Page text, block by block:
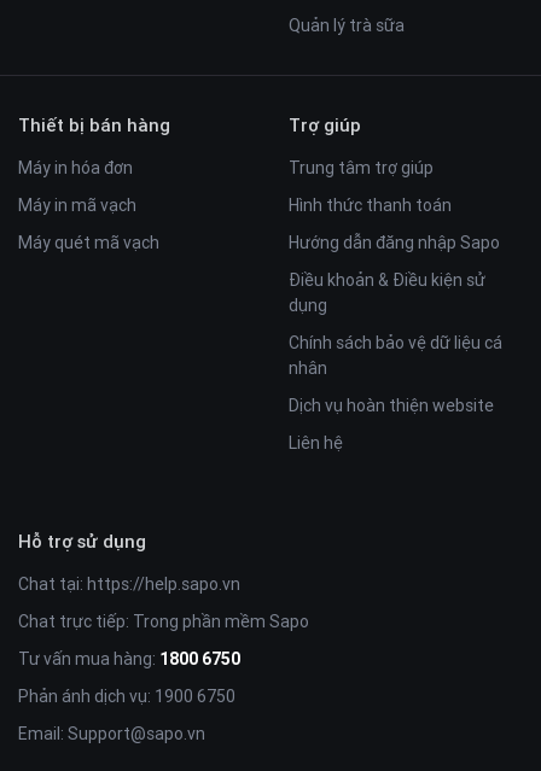
Quản lý trà sữa
Thiết bị bán hàng
Máy in hóa đơn
Máy in mã vạch
Máy quét mã vạch
Trợ giúp
Trung tâm trợ giúp
Hình thức thanh toán
Hướng dẫn đăng nhập Sapo
Điều khoản & Điều kiện sử
dụng
Chính sách bảo vệ dữ liệu cá
nhân
Dịch vụ hoàn thiện website
Liên hệ
Hỗ trợ sử dụng
Chat tại: https://help.sapo.vn
Chat trực tiếp: Trong phần mềm Sapo
Tư vấn mua hàng: 1800 6750
Phản ánh dịch vụ: 1900 6750
Email: Support@sapo.vn